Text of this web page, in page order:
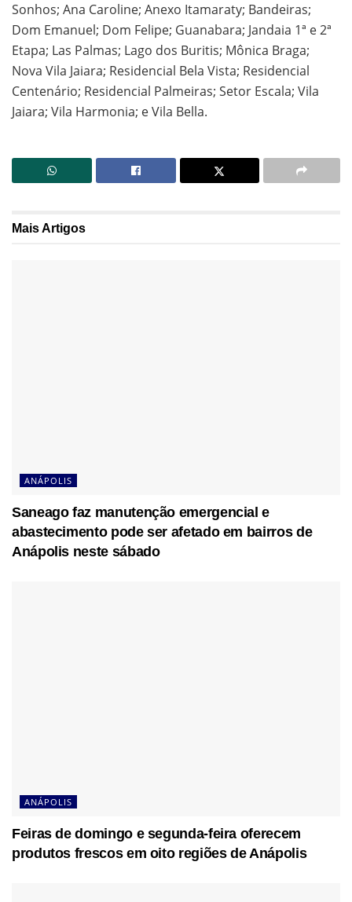
Sonhos; Ana Caroline; Anexo Itamaraty; Bandeiras;
Dom Emanuel; Dom Felipe; Guanabara; Jandaia 1ª e 2ª
Etapa; Las Palmas; Lago dos Buritis; Mônica Braga;
Nova Vila Jaiara; Residencial Bela Vista; Residencial
Centenário; Residencial Palmeiras; Setor Escala; Vila
Jaiara; Vila Harmonia; e Vila Bella.
MaisArtigos
ANÁPOLIS
Saneago faz manutenção emergencial e
abastecimento pode ser afetado em bairros de
Anápolis neste sábado
ANÁPOLIS
Feiras de domingo e segunda-feira oferecem
produtos frescos em oito regiões de Anápolis